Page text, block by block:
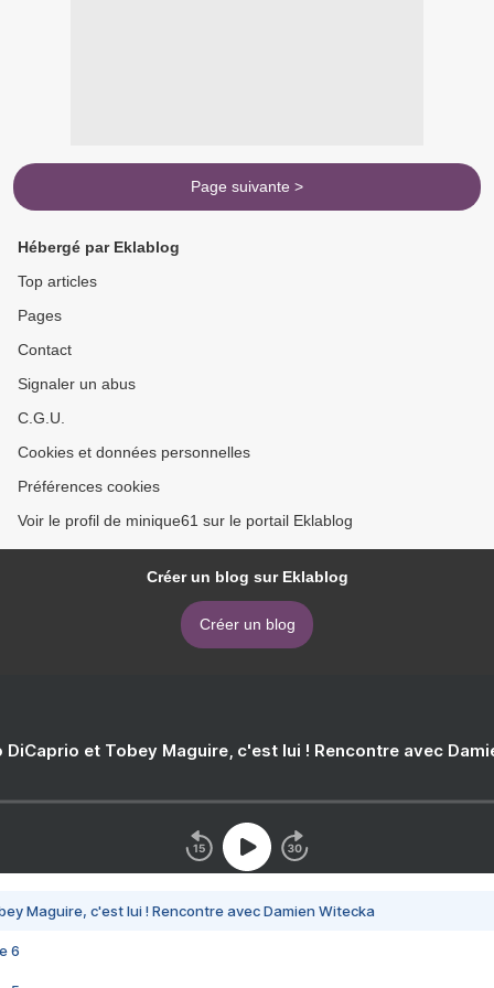
Page suivante >
Hébergé par Eklablog
Top articles
Pages
Contact
Signaler un abus
C.G.U.
Cookies et données personnelles
Préférences cookies
Voir le profil de minique61 sur le portail Eklablog
Créer un blog sur Eklablog
Créer un blog
DiCaprio et Tobey Maguire, c'est lui ! Rencontre avec
Maguire, c'est lui ! Rencontre avec Damien Witecka
6